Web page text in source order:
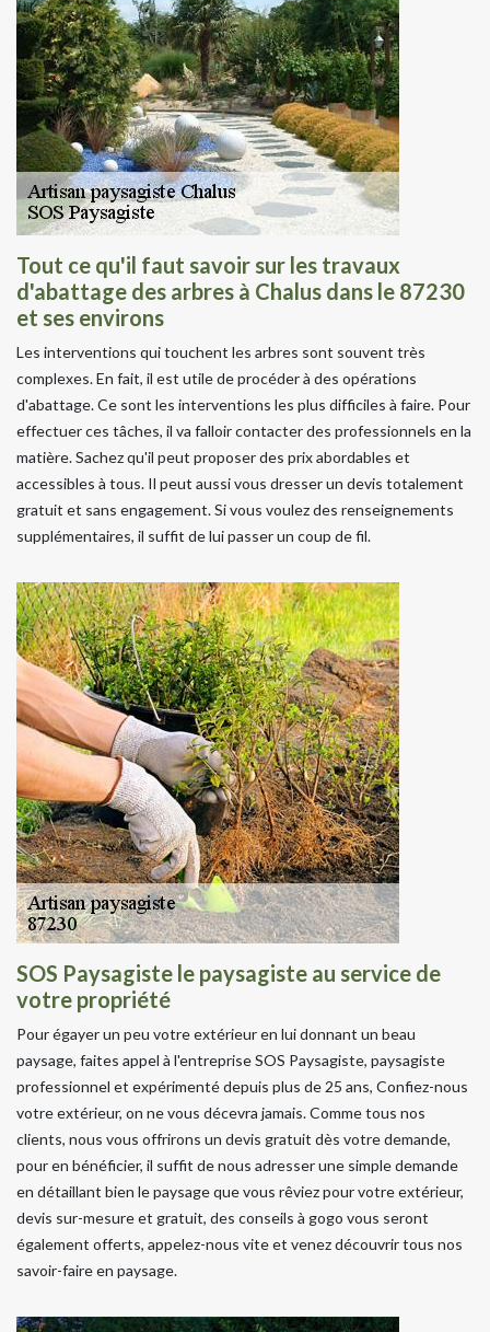
Tout ce qu'il faut savoir sur les travaux
d'abattage des arbres à Chalus dans le 87230
et ses environs
Les interventions qui touchent les arbres sont souvent très
complexes. En fait, il est utile de procéder à des opérations
d'abattage. Ce sont les interventions les plus difficiles à faire. Pour
effectuer ces tâches, il va falloir contacter des professionnels en la
matière. Sachez qu'il peut proposer des prix abordables et
accessibles à tous. Il peut aussi vous dresser un devis totalement
gratuit et sans engagement. Si vous voulez des renseignements
supplémentaires, il suffit de lui passer un coup de fil.
SOS Paysagiste le paysagiste au service de
votre propriété
Pour égayer un peu votre extérieur en lui donnant un beau
paysage, faites appel à l'entreprise SOS Paysagiste, paysagiste
professionnel et expérimenté depuis plus de 25 ans, Confiez-nous
votre extérieur, on ne vous décevra jamais. Comme tous nos
clients, nous vous offrirons un devis gratuit dès votre demande,
pour en bénéficier, il suffit de nous adresser une simple demande
en détaillant bien le paysage que vous rêviez pour votre extérieur,
devis sur-mesure et gratuit, des conseils à gogo vous seront
également offerts, appelez-nous vite et venez découvrir tous nos
savoir-faire en paysage.